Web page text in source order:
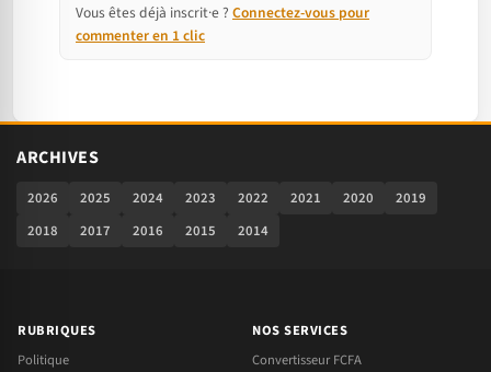
Vous êtes déjà inscrit·e ? Connectez-vous pour
commenter en 1 clic
ARCHIVES
2026 2025 2024 2023 2022 2021 2020
2019
2018
2017 2016 2015 2014
RUBRIQUES
Politique
NOS SERVICES
Convertisseur FCFA